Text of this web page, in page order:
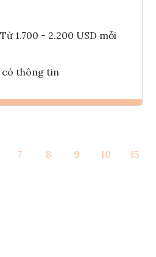
Từ 1.700 - 2.200 USD mỗi
có thông tin
Tham vấn Interlink
7 8 9 10 15